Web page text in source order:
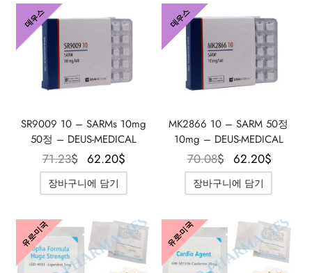
데우스
SR9009 10 – SARMs 10mg
50정 – DEUS-MEDICAL
71.23$
원래 가
격은
71.23$였
62.20$
62.20$입
장바구니에 담기
데우스
MK2866 10 – SARM 50정
10mg – DEUS-MEDICAL
70.08$
원래 가
격은
70.08$였
62.20$
장바구니에 담기
유로-미국 유로-미국